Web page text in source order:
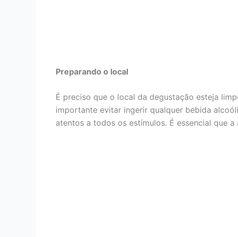
Preparando o local
É preciso que o local da degustação esteja
importante evitar ingerir qualquer bebida
atentos a todos os estímulos. É essencial que